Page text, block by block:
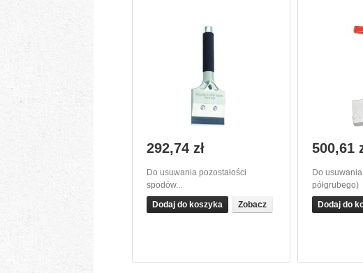
292,74 zł
Do usuwania pozostałości
spodów...
Dodaj do koszyka
Zobacz
500,61
Do
półgrubego)
Dodaj do